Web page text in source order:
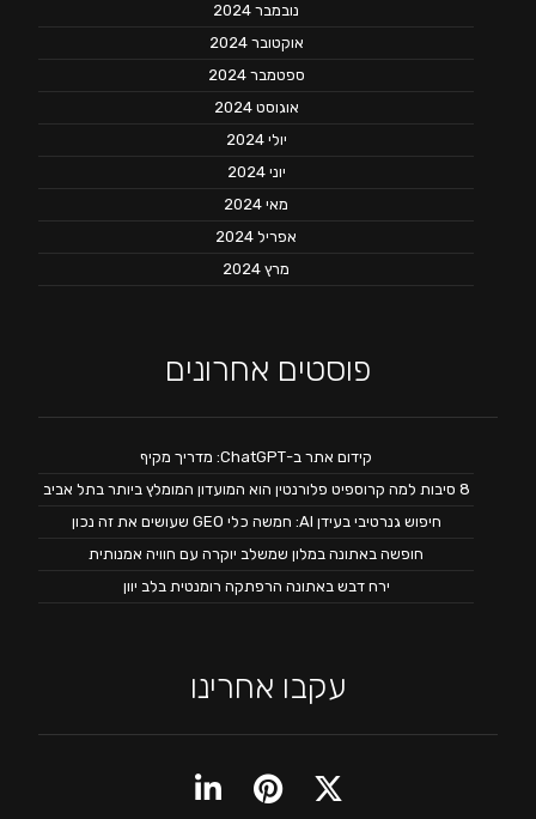
נובמבר 2024
אוקטובר 2024
ספטמבר 2024
אוגוסט 2024
יולי 2024
יוני 2024
מאי 2024
אפריל 2024
מרץ 2024
פוסטים אחרונים
קידום אתר ב-ChatGPT: מדריך מקיף
8 סיבות למה קרוספיט פלורנטין הוא המועדון המומלץ ביותר בתל אביב
חיפוש גנרטיבי בעידן AI: חמשה כלי GEO שעושים את זה נכון
חופשה באתונה במלון שמשלב יוקרה עם חוויה אמנותית
ירח דבש באתונה הרפתקה רומנטית בלב יוון
עקבו אחרינו